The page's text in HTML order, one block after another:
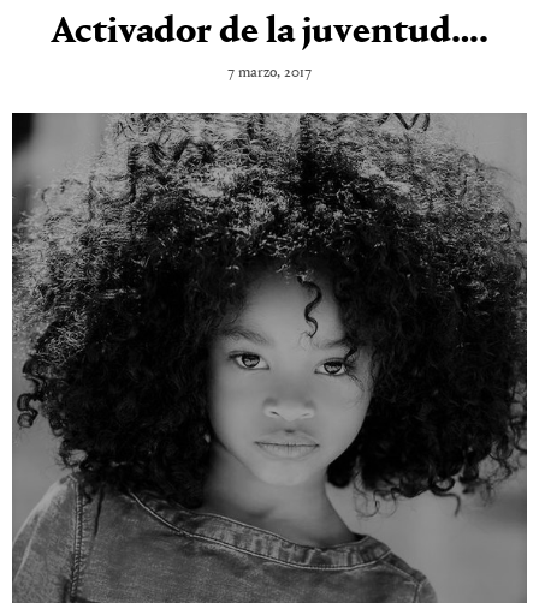
Activador de la juventud….
7 marzo, 2017